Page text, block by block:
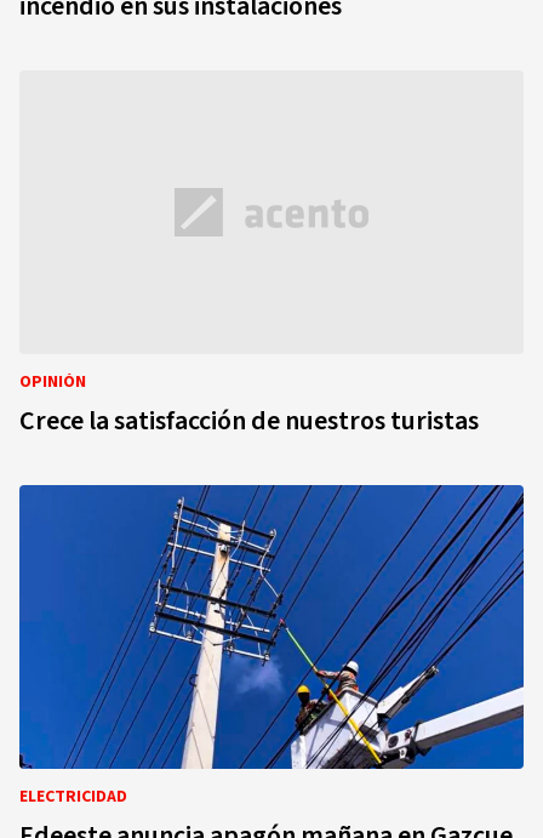
OPINIÓN
Crece la satisfacción de nuestros turistas
ELECTRICIDAD